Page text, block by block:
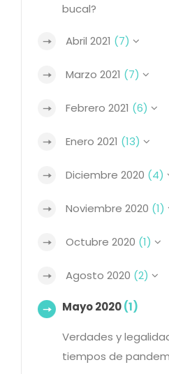
bucal?
Abril 2021 (7)
Marzo 2021 (7)
Febrero 2021 (6)
Enero 2021 (13)
Diciembre 2020 (4)
Noviembre 2020 (1)
Octubre 2020 (1)
Agosto 2020 (2)
Mayo 2020(1)
Verdades y
tiempos de